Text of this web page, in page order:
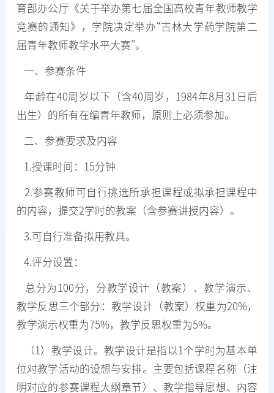
育部办公厅《关于举办第七届全国高校青年教师教学
竞赛的通知》，学院决定举办“吉林大学药学院第二
届青年教师教学水平大赛”。
一、参赛条件
年龄在40周岁以下（含40周岁，1984年8月31日后
出生）的所有在编青年教师，原则上必须参加。
二、参赛要求及内容
1.授课时间：15分钟
2.参赛教师可自行挑选所承担课程或拟承担课程中
的内容，提交2学时的教案（含参赛讲授内容）。
3.可自行准备拟用教具。
4.评分设置：
总分为100分，分教学设计（教案）、教学演示、
教学反思三个部分：教学设计（教案）权重为20%，
教学演示权重为75%，教学反思权重为5%。
（1）教学设计。教学设计是指以1个学时为基本单
位对教学活动的设想与安排。主要包括课程名称（注
明对应的参赛课程大纲章节）、教学指导思想、内容